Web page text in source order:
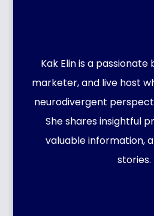
Kak Elin is a
marketer, and live host
neurodivergent
She shares insightful
valuable information,
stories.